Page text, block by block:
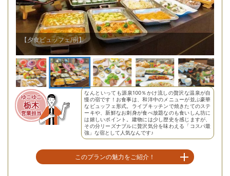
【夕食ビュッフェ/例】
ゆこゆこ
栃木
営業担当
なんといっても源泉100％かけ流しの贅沢な温泉が自
慢の宿です！お食事は、和洋中のメニューが並ぶ豪華
なビュッフェ形式。ライブキッチンで焼きたてのステ
ーキや、新鮮なお刺身が食べ放題なのも食いしん坊に
は嬉しいポイント。建物には少し歴史を感じますが、
その分リーズナブルに贅沢気分を味わえる「コスパ最
強」な宿として人気なんです♪
このプランの魅力をご紹介！